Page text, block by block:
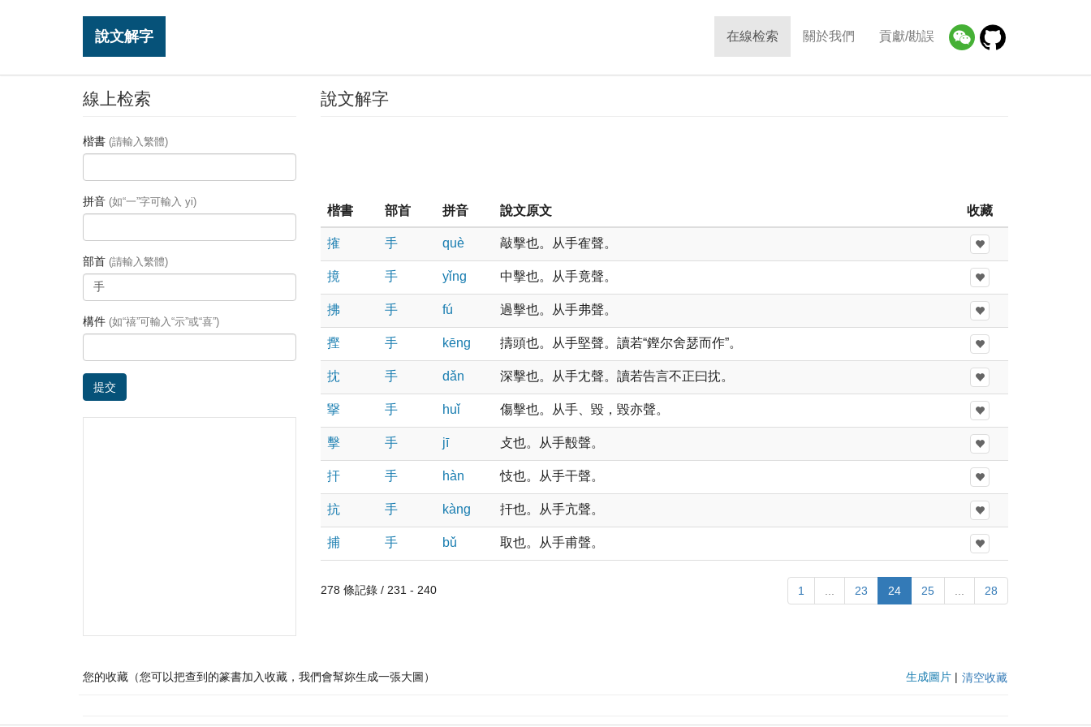
說文解字 在線检索 關於我們 貢獻/勘誤
說文解字
楷書 部首 拼音 說文原文 收藏
搉 手 què 敲擊也。从手隺聲。
摬 手 yǐnɡ 中擊也。从手竟聲。
拂 手 fú 過擊也。从手弗聲。
摼 手 kēnɡ 擣頭也。从手堅聲。讀若“鏗尔舍瑟而作”。
抌 手 dǎn 深擊也。从手冘聲。讀若告言不正曰抌。
㩓 手 huǐ 傷擊也。从手、毀，毀亦聲。
擊 手 jī 攴也。从手毄聲。
扞 手 hàn 忮也。从手干聲。
抗 手 kànɡ 扞也。从手亢聲。
捕 手 bǔ 取也。从手甫聲。
278 條記錄 / 231 - 240 1 23 24 25 28
線上检索
楷書 (請輸入繁體)
拼音 (如“一”字可輸入 yi)
部首 (請輸入繁體)
構件 (如“禧”可輸入“示”或“喜”)
提交
您的收藏（您可以把查到的篆書加入收藏，我們會幫妳生成一張大圖） 生成圖片 | 清空收藏